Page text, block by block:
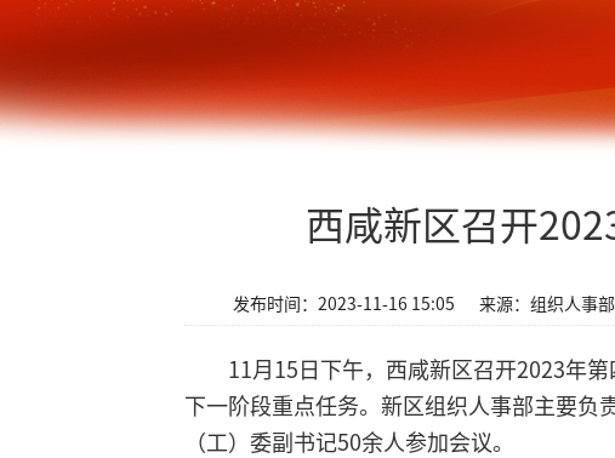
西咸新区召开
发布时间：2023-11-16 15:05 来源：组织人事部
11月15日下午，西咸新区召开2023年
下一阶段重点任务。新区组织人事部主要
（工）委副书记50余人参加会议。